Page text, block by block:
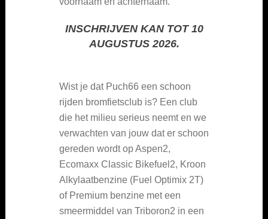
INSCHRIJVEN KAN TOT 10
AUGUSTUS 2026.
Wist je dat Puch66 een schoon
rijden bromfietsclub is? Een club
die het milieu serieus neemt en we
verwachten van jouw dat er schoon
gereden wordt op Aspen2,
Ecomaxx Classic Bikefuel2, Kroon
Alkylaatbenzine (Fuel Optimix 2T)
of Premium benzine met een
smeermiddel van Triboron2 in een